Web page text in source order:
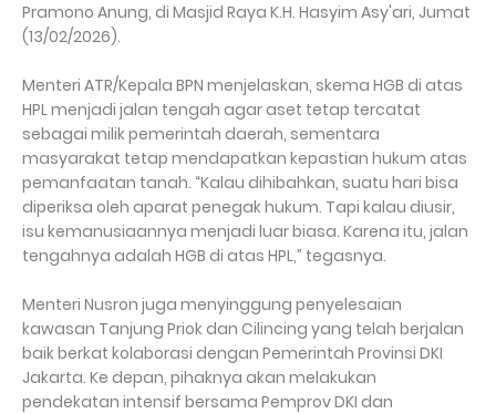
Pramono Anung, di Masjid Raya K.H. Hasyim Asy'ari, Jumat
(13/02/2026).
Menteri ATR/Kepala BPN menjelaskan, skema HGB di atas
HPL menjadi jalan tengah agar aset tetap tercatat
sebagai milik pemerintah daerah, sementara
masyarakat tetap mendapatkan kepastian hukum atas
pemanfaatan tanah. “Kalau dihibahkan, suatu hari bisa
diperiksa oleh aparat penegak hukum. Tapi kalau diusir,
isu kemanusiaannya menjadi luar biasa. Karena itu, jalan
tengahnya adalah HGB di atas HPL,” tegasnya.
Menteri Nusron juga menyinggung penyelesaian
kawasan Tanjung Priok dan Cilincing yang telah berjalan
baik berkat kolaborasi dengan Pemerintah Provinsi DKI
Jakarta. Ke depan, pihaknya akan melakukan
pendekatan intensif bersama Pemprov DKI dan